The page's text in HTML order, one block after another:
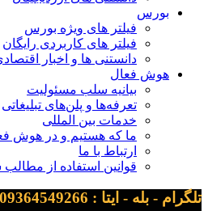
بورس
فیلتر های ویژه بورس
فیلتر های کاربردی رایگان
دانستنی ها و اخبار
هوش فعال
بیانیه سلب مسئولیت
تعرفه‌ها و پلن‌های تبلیغاتی
خدمات بین المللی
ما که هستیم و در هوش
ارتباط با ما
قوانین استفاده از
تلگرام - بله - ایتا : 09364549266 موبایل : 09119542983